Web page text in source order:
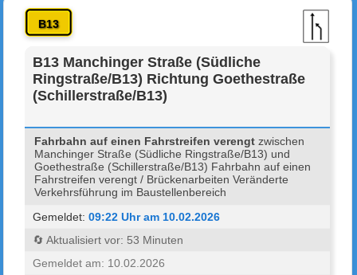
B13
B13 Manchinger Straße (Südliche
Ringstraße/B13) Richtung Goethestraße
(Schillerstraße/B13)
Fahrbahn auf einen Fahrstreifen verengt zwischen
Manchinger Straße (Südliche Ringstraße/B13) und
Goethestraße (Schillerstraße/B13) Fahrbahn auf einen
Fahrstreifen verengt / Brückenarbeiten Veränderte
Verkehrsführung im Baustellenbereich
Gemeldet:09:22 Uhr am 10.02.2026
🔄 Aktualisiert vor: 53 Minuten
Gemeldet am: 10.02.2026